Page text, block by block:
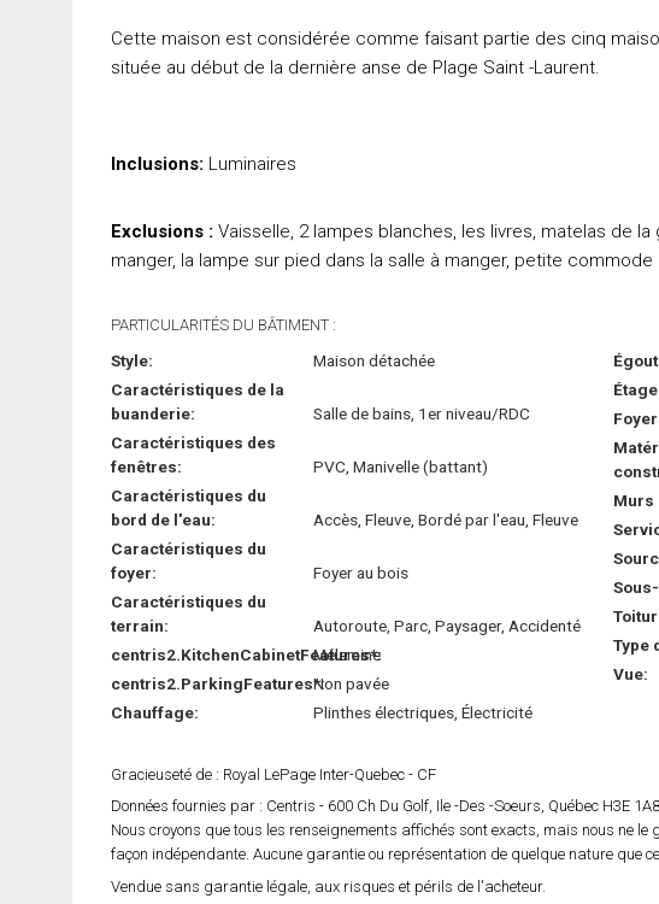
Cette maison est considérée comme faisant partie des cinq
située au début de la dernière anse de Plage Saint -Laurent.
Inclusions: Luminaires
Exclusions : Vaisselle, 2 lampes blanches, les livres, matelas de
manger, la lampe sur pied dans la salle à manger, petite
PARTICULARITÉS DU BÂTIMENT :
Style:
Maison détachée
Caractéristiques de la
buanderie:
Salle de bains, 1er niveau/RDC
Caractéristiques des
fenêtres:
PVC, Manivelle (battant)
Caractéristiques du
bord de l'eau:
Accès, Fleuve, Bordé par l'eau, Fleuve
Caractéristiques du
foyer:
Foyer au bois
Caractéristiques du
terrain:
Autoroute, Parc, Paysager, Accidenté
centris2.KitchenCabinetFeatures*:
Mélamine
centris2.ParkingFeatures*:Non pavée
Chauffage:
Plinthes électriques, Électricité
Murs
Type
Vue:
Gracieuseté de : Royal LePage Inter-Quebec - CF
Données fournies par : Centris - 600 Ch Du Golf, Ile -Des -Soeurs, Québec H3E 1A8
Nous croyons que tous les renseignements affichés sont exacts, mais nous ne
façon indépendante. Aucune garantie ou représentation de quelque nature que
Vendue sans garantie légale, aux risques et périls de l'acheteur.